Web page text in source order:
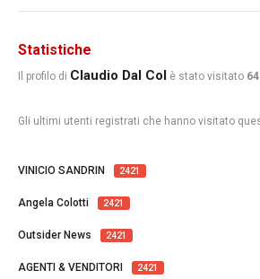
Statistiche
Il profilo di Claudio Dal Col è stato visitato
Gli ultimi utenti registrati che hanno visitato
VINICIO SANDRIN 2421
Angela Colotti 2421
Outsider News 2421
AGENTI & VENDITORI 2421